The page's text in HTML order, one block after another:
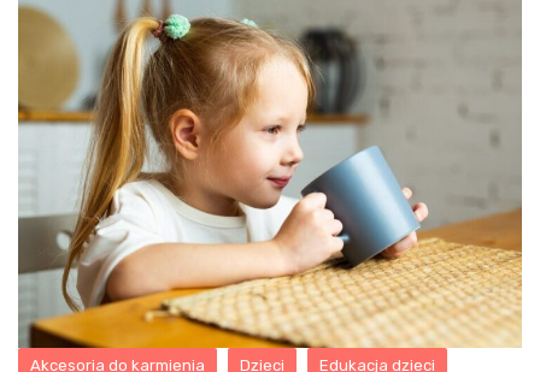
Akcesoria do karmienia Dzieci Edukacja dzieci